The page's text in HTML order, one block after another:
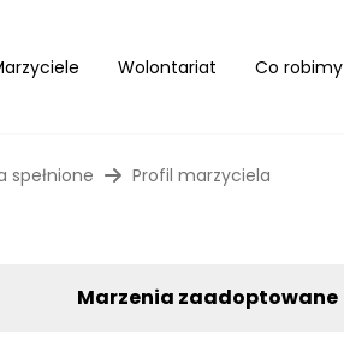
Wolontariat Co robimy
spełnione Profil marzyciela
Marzenia zaadoptowane